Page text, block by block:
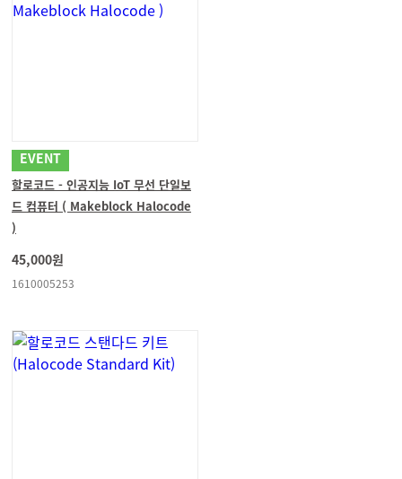
EVENT
할로코드 - 인공지능 IoT 무선 단일보
드 컴퓨터 ( Makeblock Halocode
)
45,000원
1610005253